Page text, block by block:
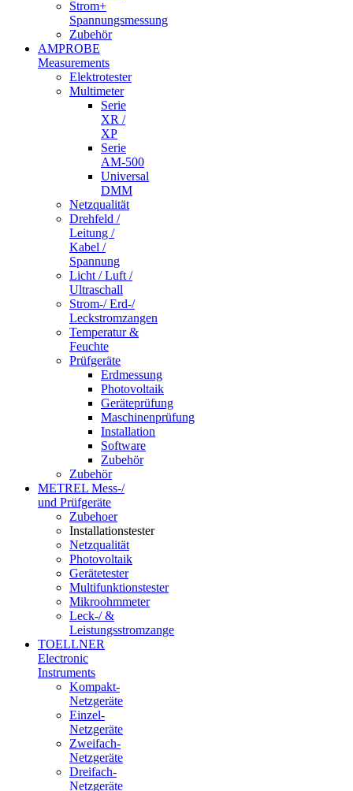
Strom+
Spannungsmessung
Zubehör
AMPROBE
Measurements
Elektrotester
Multimeter
Serie
XR /
XP
Serie
AM-500
Universal
DMM
Netzqualität
Drehfeld /
Leitung /
Kabel /
Spannung
Licht / Luft /
Ultraschall
Strom-/ Erd-/
Leckstromzangen
Temperatur &
Feuchte
Prüfgeräte
Erdmessung
Photovoltaik
Geräteprüfung
Maschinenprüfung
Installation
Software
Zubehör
Zubehör
METREL Mess-/
und Prüfgeräte
Zubehoer
Installationstester
Netzqualität
Photovoltaik
Gerätetester
Multifunktionstester
Mikroohmmeter
Leck-/ &
Leistungsstromzange
TOELLNER
Electronic
Instruments
Kompakt-
Netzgeräte
Einzel-
Netzgeräte
Zweifach-
Netzgeräte
Dreifach-
Netzgeräte